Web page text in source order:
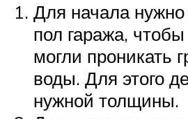
Для начала нужно
пол гаража,
могли проникать
воды. Для этого
нужной толщины.